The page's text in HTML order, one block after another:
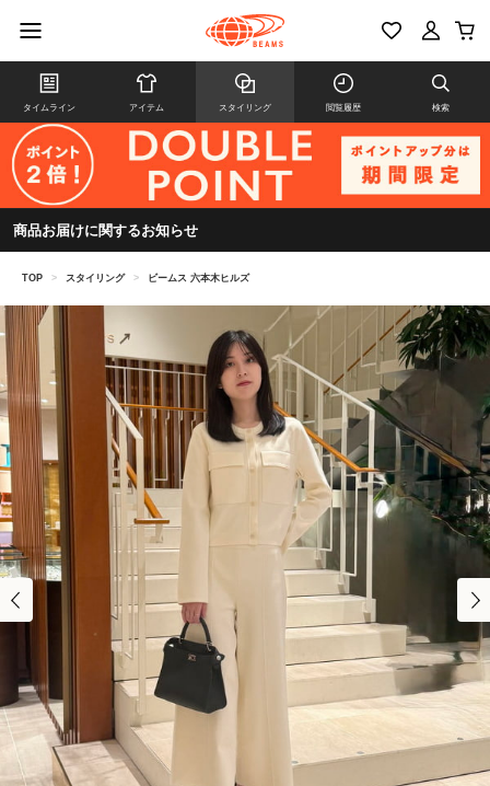
タイムライン アイテム スタイリング 閲覧履歴 検索
商品お届けに関するお知らせ
TOP > スタイリング > ビームス 六本木ヒルズ